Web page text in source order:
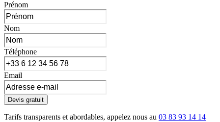
Prénom
Nom
Téléphone
Email
Devis gratuit
Tarifs transparents et abordables, appelez nous au 03 83 93 14 14